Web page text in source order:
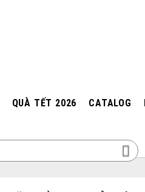
QUÀ TẾT 2026 CATALOG
MENU